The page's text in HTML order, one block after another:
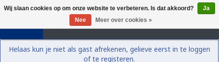
0
Helaas kun je niet als gast afrekenen, gelieve eerst in te loggen
of te registeren.
Wij slaan cookies op om onze website te verbeteren. Is dat akkoord?
Ja
Nee
Meer over cookies »